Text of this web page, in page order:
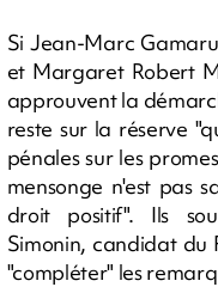
Si Jean-Marc
et Margaret Robert
approuvent la
reste sur la réserve
pénales sur les
mensonge n'est pas
droit positif". Ils
Simonin, candidat du
"compléter" les